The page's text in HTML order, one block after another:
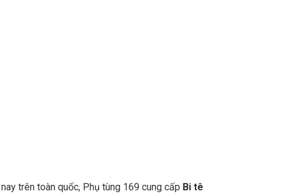
trên toàn quốc, Phụ tùng 169 cung cấp Bi tê